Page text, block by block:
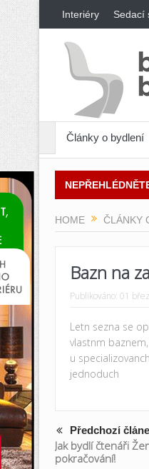
Interiéry Sedací
Články o bydlení
jsou posuvné skleněné
HOME ČLÁNKY
Bazn na
Publikováno: 01
Letn sezna se
vlastnm
u
jednoduch
Předchozí
Jak bydlí čtenáři
pokračování!